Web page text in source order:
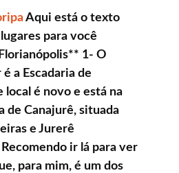
Aqui está o texto
para você
1- O
a Escadaria de
local é novo e está na
de Canajurê, situada
e Jurerê
ir lá para ver
para mim, é um dos